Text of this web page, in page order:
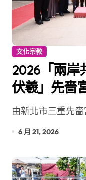
文化宗教
2026「兩岸
伏羲」先嗇
由新北市三重先
6 月 21, 2026